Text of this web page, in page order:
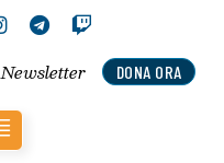
DONA ORA
Newsletter